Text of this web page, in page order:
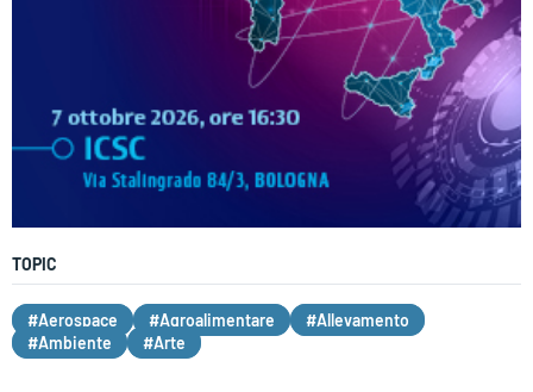
TOPIC
#Aerospace #Agroalimentare
#Allevamento
#Ambiente
#Arte